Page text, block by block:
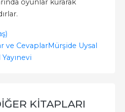
oyunlar kurarak
ve CevaplarMürşide Uysal
Yayınevi
KITAPLARI